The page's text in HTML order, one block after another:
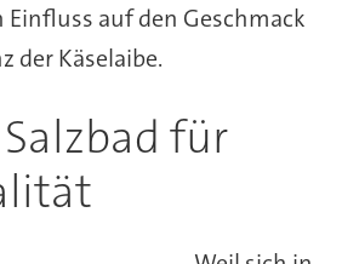
auf den Geschmack
der Käselaibe.
für